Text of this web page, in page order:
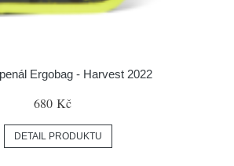
Ergobag - Harvest 2022
680 Kč
DETAIL PRODUKTU